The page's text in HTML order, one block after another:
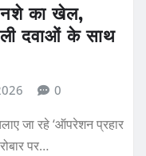
नशे का खेल,
दवाओं के साथ
0
जा रहे ‘ऑपरेशन प्रहार
पर…